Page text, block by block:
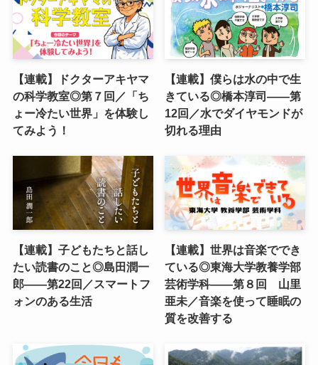
【連載】ドクターアキヤマ
の科学教室◎第７回／「ち
ょー冷たい世界」を体験し
てみよう！
【連載】僕らは水の中で生
きている◎橋本淳司——第
12回／水でダイヤモンドが
切れる理由
【連載】子どもたちと話し
たい読書のこと◎島田潤一
郎——第22回／スマートフ
ォンのある生活
【連載】世界は音楽ででき
ている◎東海大学教養学部
芸術学科――第８回 山里
亜未／音楽を使って睡眠の
質を改善する